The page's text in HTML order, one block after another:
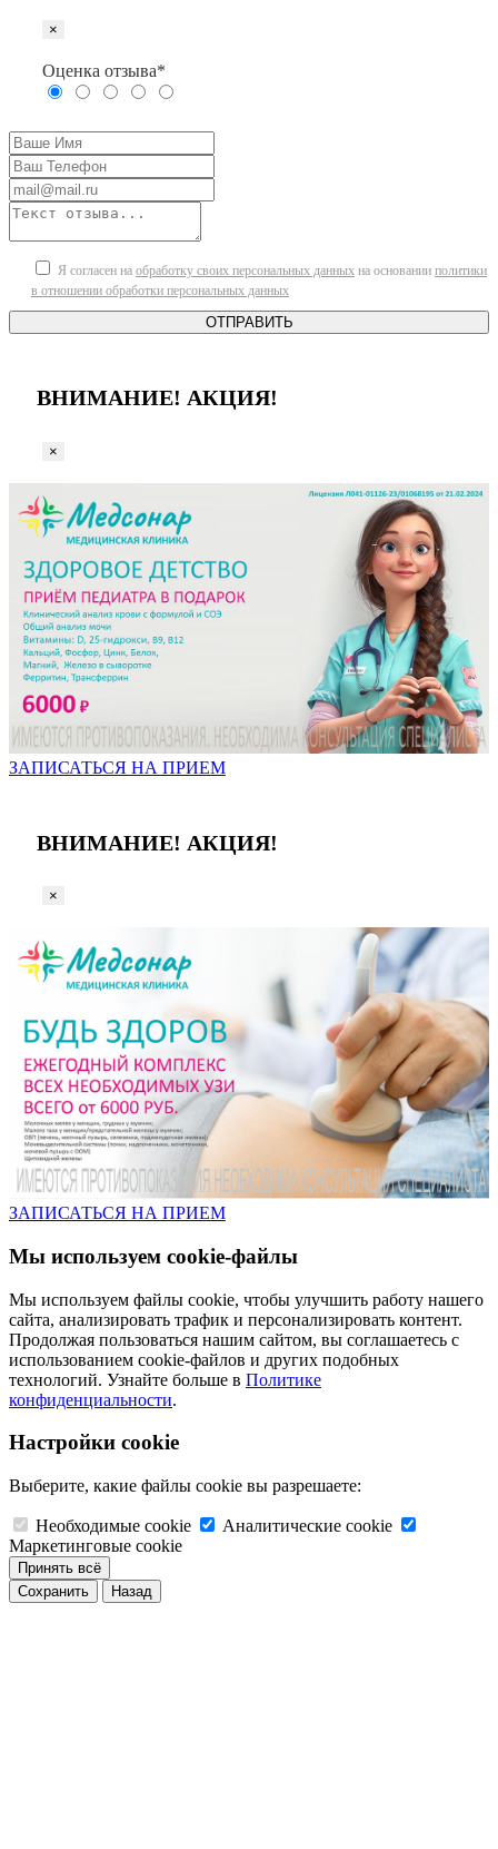
×
Оценка отзыва*
Я согласен на обработку своих персональных данных на основании политики
в отношении обработки персональных данных
ОТПРАВИТЬ
ВНИМАНИЕ! АКЦИЯ!
×
ЗАПИСАТЬСЯ НА ПРИЕМ
ВНИМАНИЕ! АКЦИЯ!
×
ЗАПИСАТЬСЯ НА ПРИЕМ
Мы используем cookie-файлы
Мы используем файлы cookie, чтобы улучшить работу нашего
сайта, анализировать трафик и персонализировать контент.
Продолжая пользоваться нашим сайтом, вы соглашаетесь с
использованием cookie-файлов и других подобных
технологий. Узнайте больше в Политике
конфиденциальности.
Настройки cookie
Выберите, какие файлы cookie вы разрешаете:
Необходимые cookie
Аналитические cookie
Маркетинговые cookie
Принять всё
Сохранить
Назад